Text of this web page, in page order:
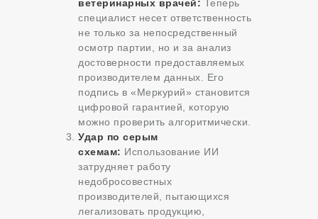
ветеринарных врачей: Теперь
специалист несет ответственность
не только за непосредственный
осмотр партии, но и за анализ
достоверности предоставляемых
производителем данных. Его
подпись в «Меркурий» становится
цифровой гарантией, которую
можно проверить алгоритмически.
Удар по серым
схемам: Использование ИИ
затрудняет работу
недобросовестных
производителей, пытающихся
легализовать продукцию,